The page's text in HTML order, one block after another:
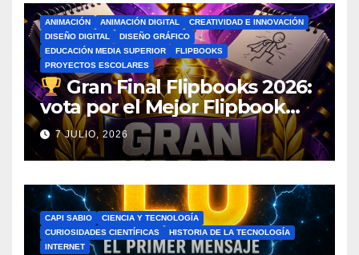
ANIMACIÓN ANIMACIÓN DIGITAL
CREATIVIDAD E INNOVACIÓN
DISEÑO DIGITAL
DISEÑO GRÁFICO
EDUCACIÓN MEDIA SUPERIOR
FLIPBOOKS
PROYECTOS ESCOLARES
Gran Final Flipbooks 2026:
vota por el Mejor Flipbook
del Ciclo Escolar
7 JULIO, 2026
CAPI SABIO
CIENCIA Y TECNOLOGÍA
CURIOSIDADES CIENTÍFICAS
HISTORIA DE LA TECNOLOGÍA
INTERNET